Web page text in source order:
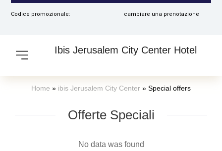
Codice promozionale: cambiare una prenotazione
Ibis Jerusalem City Center Hotel
Home » ibis Jerusalem City Center » Special offers
Offerte Speciali
No data was found